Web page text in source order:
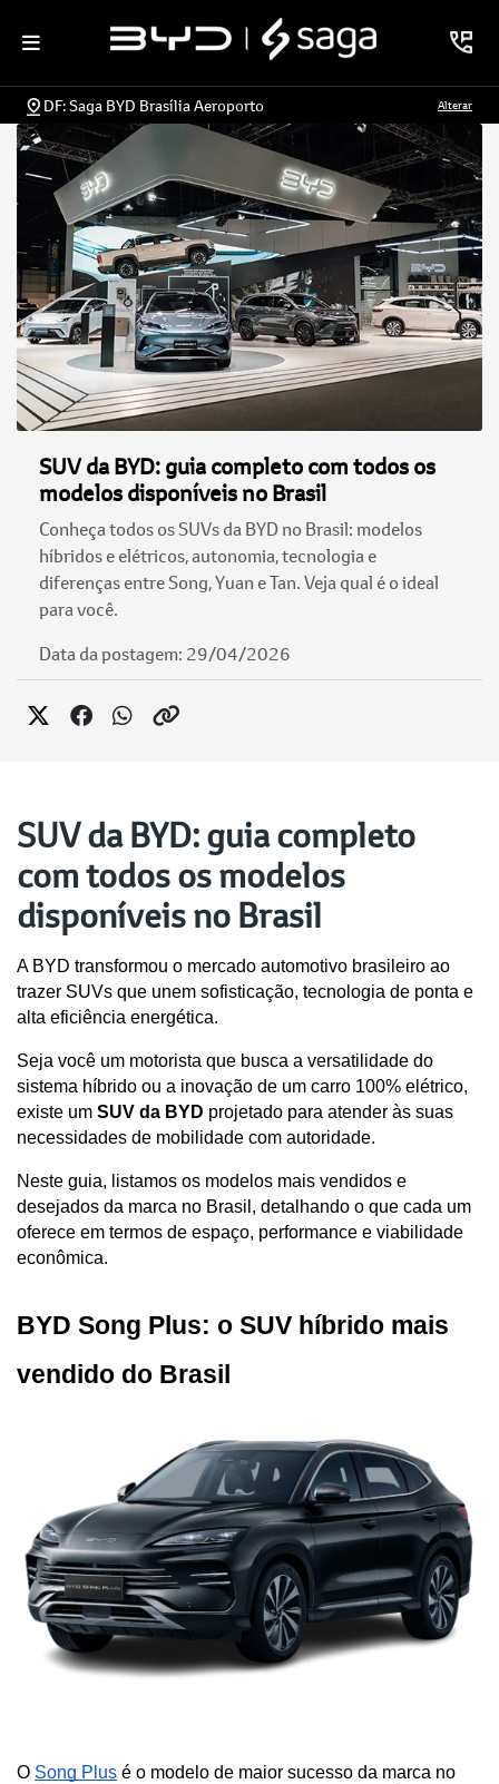
DF: Saga BYD Brasília Aeroporto Alterar
SUV da BYD: guia completo com todos os
modelos disponíveis no Brasil
Conheça todos os SUVs da BYD no Brasil: modelos
híbridos e elétricos, autonomia, tecnologia e
diferenças entre Song, Yuan e Tan. Veja qual é o ideal
para você.
Data da postagem: 29/04/2026
SUV da BYD: guia completo
com todos os modelos
disponíveis no Brasil
A BYD transformou o mercado automotivo brasileiro ao
trazer SUVs que unem sofisticação, tecnologia de ponta e
alta eficiência energética.
Seja você um motorista que busca a versatilidade do
sistema híbrido ou a inovação de um carro 100% elétrico,
existe um SUV da BYD projetado para atender às suas
necessidades de mobilidade com autoridade.
Neste guia, listamos os modelos mais vendidos e
desejados da marca no Brasil, detalhando o que cada um
oferece em termos de espaço, performance e viabilidade
econômica.
BYD Song Plus: o SUV híbrido mais
vendido do Brasil
O Song Plus é o modelo de maior sucesso da marca no